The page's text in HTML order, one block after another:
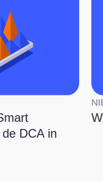
DCA in